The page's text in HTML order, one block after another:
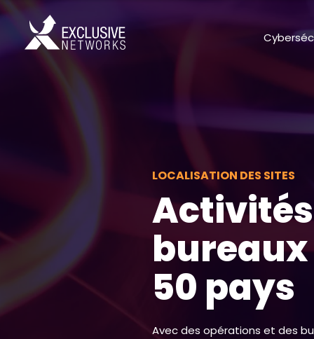
LOCALISATION DES SITES
50 pays
Avec des opérations et des